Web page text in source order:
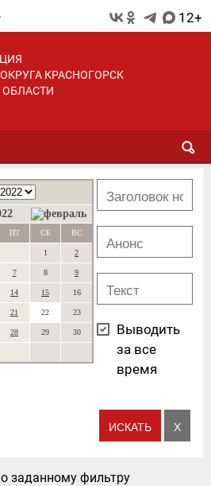
12+
КРАСНОГОРСК
ПТ СБ ВС
1 2
7 8 9
14 15 16
21 22 23
28 29 30
Выводить
за все
время
заданному фильтру